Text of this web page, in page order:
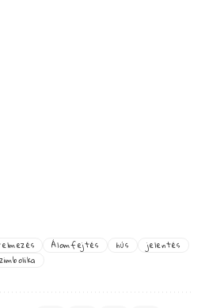
Álomfejtés hús
jelentés